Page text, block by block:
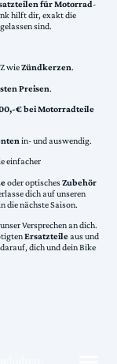
für Motorrad-
hilft dir, exakt die
sind.
wieZündkerzen.
Preisen.
€ bei Motorradteile
in- und auswendig.
einfacher
oder optischesZubehör
dich auf unseren
die nächste Saison.
Versprechen an dich.
Ersatzteileaus und
dich und dein Bike